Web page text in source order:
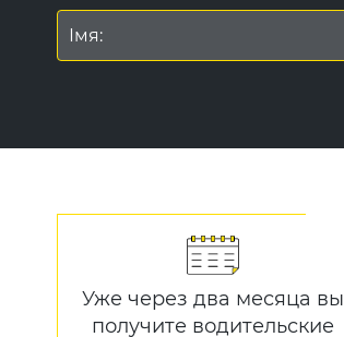
Уже через два месяца вы
получите водительские